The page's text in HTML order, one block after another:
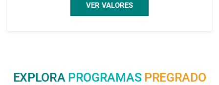
VER VALORES
EXPLORA PROGRAMAS PREGRADO